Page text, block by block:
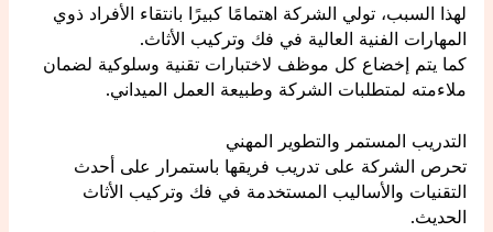
لهذا السبب، تولي الشركة اهتمامًا كبيرًا بانتقاء الأفراد ذوي
المهارات الفنية العالية في فك وتركيب الأثاث.
كما يتم إخضاع كل موظف لاختبارات تقنية وسلوكية لضمان
ملاءمته لمتطلبات الشركة وطبيعة العمل الميداني.
التدريب المستمر والتطوير المهني
تحرص الشركة على تدريب فريقها باستمرار على أحدث
التقنيات والأساليب المستخدمة في فك وتركيب الأثاث
الحديث.